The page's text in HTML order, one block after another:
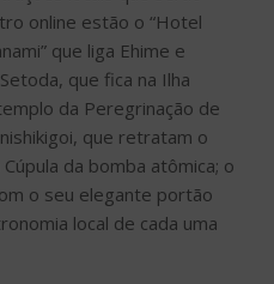
online estão o “Hotel
que liga Ehime e
que fica na Ilha
da Peregrinação de
nishikigoi, que retratam o
da bomba atômica; o
o seu elegante portão
local de cada uma